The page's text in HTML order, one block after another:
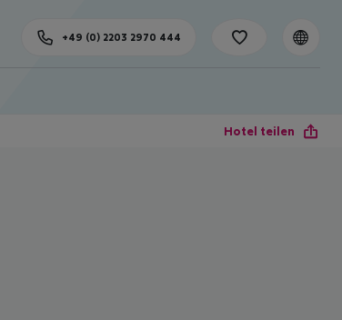
+49 (0) 2203 2970 444
Hotel teilen